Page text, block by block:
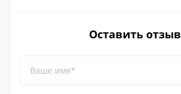
Оставить отзыв
Ваше имя*